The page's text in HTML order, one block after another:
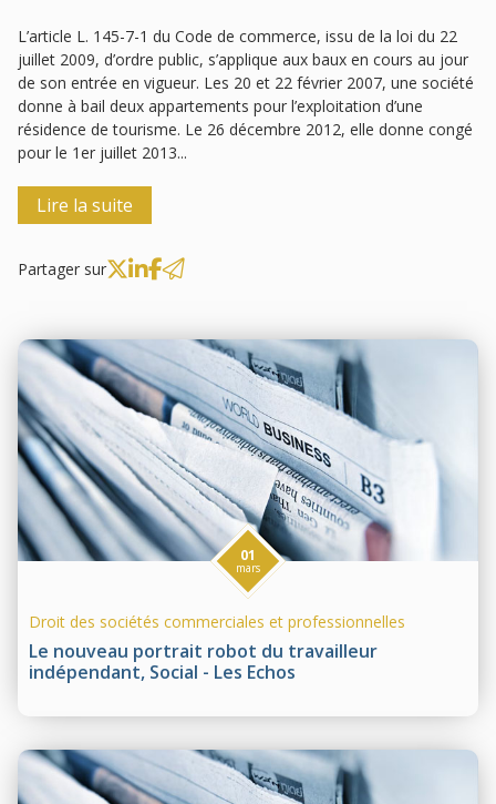
L’article L. 145-7-1 du Code de commerce, issu de la loi du 22
juillet 2009, d’ordre public, s’applique aux baux en cours au jour
de son entrée en vigueur. Les 20 et 22 février 2007, une société
donne à bail deux appartements pour l’exploitation d’une
résidence de tourisme. Le 26 décembre 2012, elle donne congé
pour le 1er juillet 2013...
Lire la suite
Partager sur
Le nouveau portrait robot du travailleur
indépendant, Social - Les Echos
01
mars
Droit des sociétés commerciales et professionnelles